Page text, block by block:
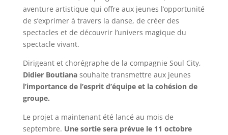
aventure artistique qui offre aux jeunes l’opportunité
de s’exprimer à travers la danse, de créer des
spectacles et de découvrir l’univers magique du
spectacle vivant.
Dirigeant et chorégraphe de la compagnie Soul City,
Didier Boutianasouhaite transmettre aux jeunes
l’importance de l’esprit d’équipe et la cohésion de
groupe.
Le projet a maintenant été lancé au mois de
septembre. Une sortie sera prévue le 11 octobre